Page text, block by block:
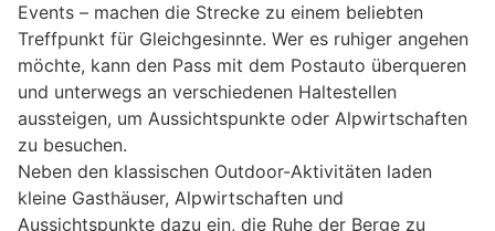
Events – machen die Strecke zu einem beliebten
Treffpunkt für Gleichgesinnte. Wer es ruhiger angehen
möchte, kann den Pass mit dem Postauto überqueren
und unterwegs an verschiedenen Haltestellen
aussteigen, um Aussichtspunkte oder Alpwirtschaften
zu besuchen.
Neben den klassischen Outdoor-Aktivitäten laden
kleine Gasthäuser, Alpwirtschaften und
Aussichtspunkte dazu ein, die Ruhe der Berge zu